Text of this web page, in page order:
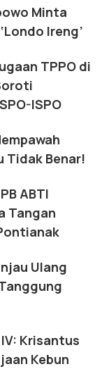
Minta
Ireng’
TPPO di
ISPO
Tidak Benar!
ABTI
Tangan
Ulang
Krisantus
Kebun